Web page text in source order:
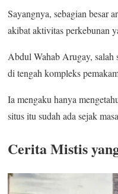
Sayangnya, sebagian besar
akibat aktivitas perkebunan
Abdul Wahab Arugay, salah
di tengah kompleks
Ia mengaku hanya
situs itu sudah ada sejak
Cerita Mistis